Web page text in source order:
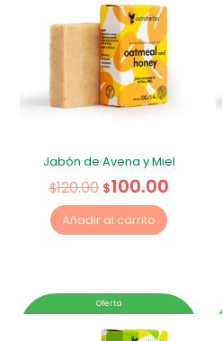
Jabón de Avena y Miel
$120.00 $100.00
Añadir al carrito
Oferta